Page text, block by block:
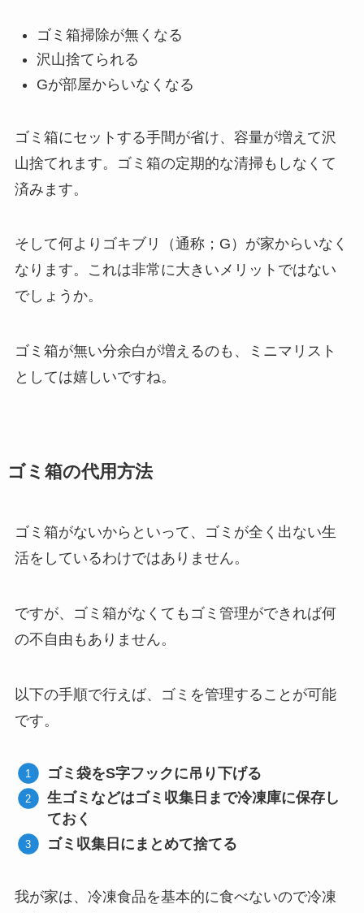
ゴミ箱掃除が無くなる
沢山捨てられる
Gが部屋からいなくなる
ゴミ箱にセットする手間が省け、容量が増えて沢
山捨てれます。ゴミ箱の定期的な清掃もしなくて
済みます。
そして何よりゴキブリ（通称；G）が家からいなく
なります。これは非常に大きいメリットではない
でしょうか。
ゴミ箱が無い分余白が増えるのも、ミニマリスト
としては嬉しいですね。
ゴミ箱の代用方法
ゴミ箱がないからといって、ゴミが全く出ない生
活をしているわけではありません。
ですが、ゴミ箱がなくてもゴミ管理ができれば何
の不自由もありません。
以下の手順で行えば、ゴミを管理することが可能
です。
ゴミ袋をS字フックに吊り下げる
生ゴミなどはゴミ収集日まで冷凍庫に保存し
ておく
ゴミ収集日にまとめて捨てる
我が家は、冷凍食品を基本的に食べないので冷凍